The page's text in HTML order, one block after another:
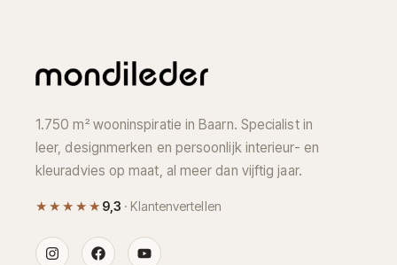
1.750 m² wooninspiratie in Baarn. Specialist in
leer, designmerken en persoonlijk interieur- en
kleuradvies op maat, al meer dan vijftig jaar.
★★★★★ 9,3 · Klantenvertellen